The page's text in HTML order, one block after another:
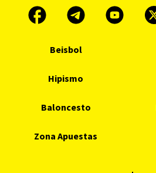
Beisbol
Hipismo
Baloncesto
Zona Apuestas